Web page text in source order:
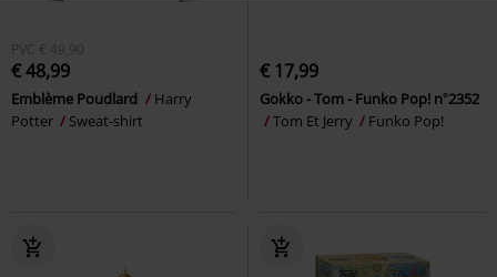
PVC € 49,90
€ 48,99
Emblème Poudlard
Harry
Potter
Sweat-shirt
€ 17,99
Gokko - Tom - Funko Pop! n°2352
Tom Et Jerry
Funko Pop!